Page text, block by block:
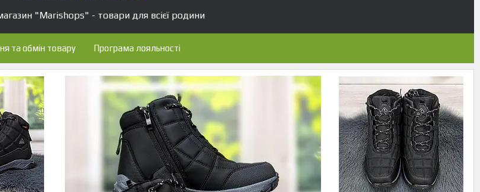
"Marishops" - товари для всієї родини
та обмін товару Програма лояльності